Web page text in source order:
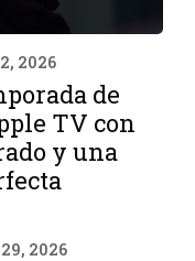
2026
de
TV con
y una
2026